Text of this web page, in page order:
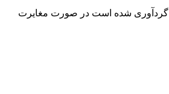
گردآوری شده است در صورت مغایرت